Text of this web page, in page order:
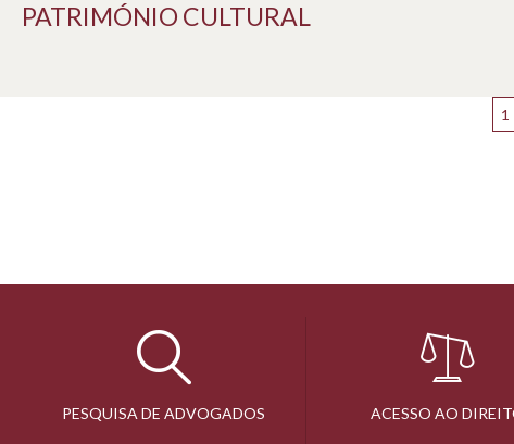
PATRIMÓNIO CULTURAL
1
PESQUISA DE ADVOGADOS ACESSO AO